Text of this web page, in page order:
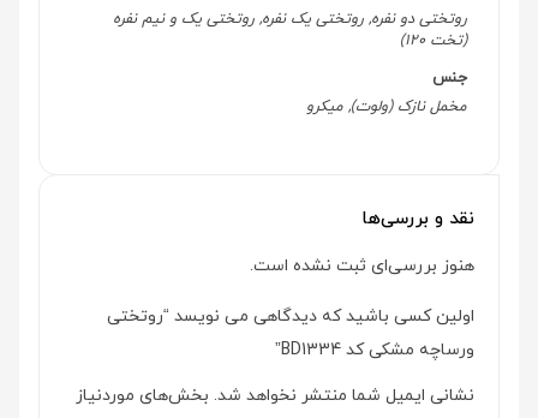
روتختی دو نفره, روتختی یک نفره, روتختی یک و نیم نفره
(تخت 120)
جنس
مخمل نازک (ولوت), میکرو
نقد و بررسی‌ها
هنوز بررسی‌ای ثبت نشده است.
اولین کسی باشید که دیدگاهی می نویسد “روتختی
ورساچه مشکی کد BD1334”
نشانی ایمیل شما منتشر نخواهد شد. بخش‌های موردنیاز